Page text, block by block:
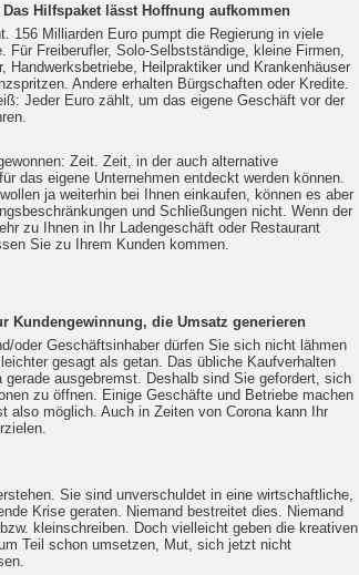
Hilfspaket lässt Hoffnung aufkommen
156 Milliarden Euro pumpt die Regierung in viele
Für Freiberufler, Solo-Selbstständige, kleine Firmen,
Handwerksbetriebe, Heilpraktiker und Krankenhäuser
Andere erhalten Bürgschaften oder Kredite.
Jeder Euro zählt, um das eigene Geschäft vor der
Zeit. Zeit, in der auch alternative
das eigene Unternehmen entdeckt werden können.
ja weiterhin bei Ihnen einkaufen, können es aber
und Schließungen nicht. Wenn der
zu Ihnen in Ihr Ladengeschäft oder Restaurant
Sie zu Ihrem Kunden kommen.
Kundengewinnung, die Umsatz generieren
oder Geschäftsinhaber dürfen Sie sich nicht lähmen
gesagt als getan. Das übliche Kaufverhalten
gerade ausgebremst. Deshalb sind Sie gefordert, sich
zu öffnen. Einige Geschäfte und Betriebe machen
also möglich. Auch in Zeiten von Corona kann Ihr
Sie sind unverschuldet in eine wirtschaftliche,
Krise geraten. Niemand bestreitet dies. Niemand
kleinschreiben. Doch vielleicht geben die kreativen
Teil schon umsetzen, Mut, sich jetzt nicht